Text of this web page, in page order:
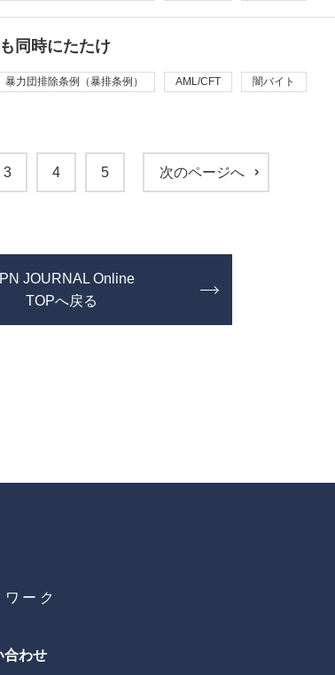
同時にたたけ
暴力団排除条例（暴排条例） AML/CFT 闇バイト
3 4 5 次のページへ
JOURNAL Online
TOPへ戻る
ーク
合わせ